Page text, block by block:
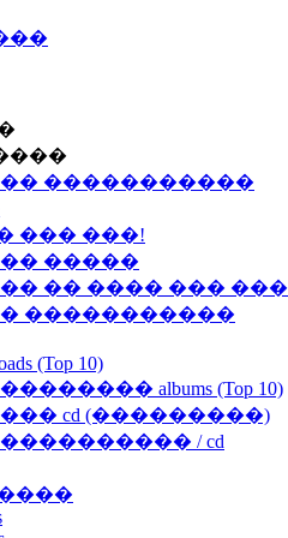
�����������
��� ���!
�����
�� ���� ���
�����������
(Top 10)
albums (Top 10)
cd (���������)
/ cd
- ����